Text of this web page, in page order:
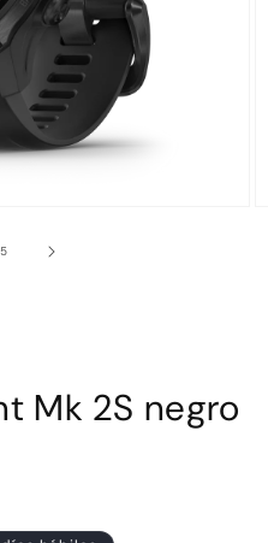
5
Mk 2S negro